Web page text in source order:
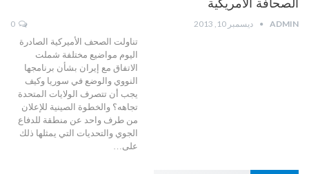
الصحافة الأمريكية
ADMIN ديسمبر 10, 2013
تناولت الصحف الأميركية الصادرة
اليوم مواضيع مختلفة شملت
الاتفاق مع إيران بشأن برنامجها
النووي والوضع في سوريا وكيف
يجب أن تتصرف الولايات المتحدة
تجاهه؟ والخطوة الصينية للإعلان
من طرف واحد عن منطقة للدفاع
الجوي والتحديات التي يمثلها ذلك
على…